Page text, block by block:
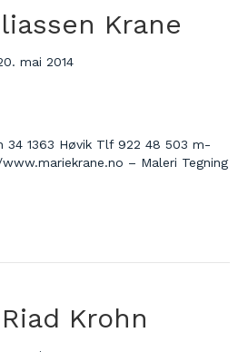
Krane
mai 2014
34 1363 Høvik Tlf 922 48 503 m-
– Maleri Tegning
Krohn